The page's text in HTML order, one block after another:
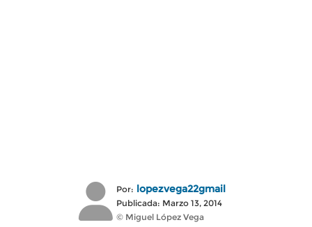
Por: lopezvega22gmail
Publicada: Marzo 13, 2014
© Miguel López Vega